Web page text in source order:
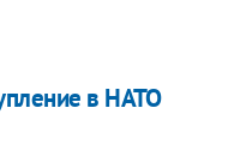
в НАТО